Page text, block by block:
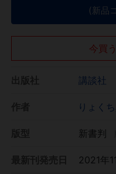
(新品
今買
講談社
りょく
新書判
2021年